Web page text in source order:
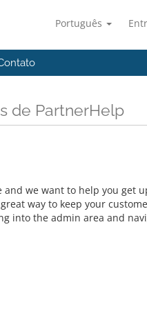
Português
de PartnerHelp
and we want to help you get
way to keep your
into the admin area and